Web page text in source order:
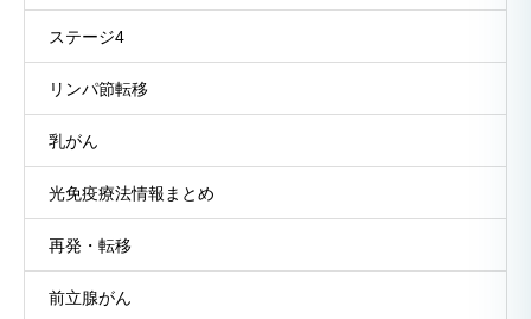
ステージ4
リンパ節転移
乳がん
光免疫療法情報まとめ
再発・転移
前立腺がん